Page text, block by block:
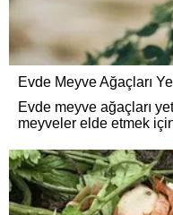
Evde Meyve Ağaçları
Evde meyve ağaçları
meyveler elde etmek